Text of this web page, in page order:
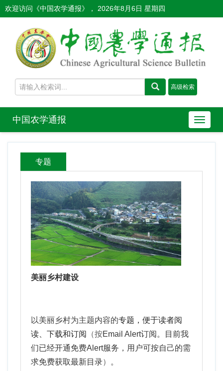
欢迎访问《中国农学通报》， 2026年8月6日 星期四
导
航
切
中国农学通报
专题
美丽乡村建设
以美丽乡村为主题内容的专题，便于读者阅
读、下载和订阅
（按Email Alert订阅。目前我
们已经开通免费Alert服务，用户可按自己的需
求免费获取最新目录） 。